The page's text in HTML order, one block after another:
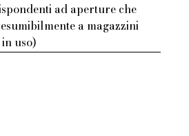
ad aperture che
a magazzini
uso)